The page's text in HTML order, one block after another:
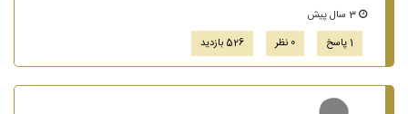
1 پاسخ
0 نظر 526 بازدید